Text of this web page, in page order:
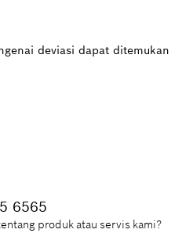
deviasi dapat ditemukan
6565
produk atau servis kami?